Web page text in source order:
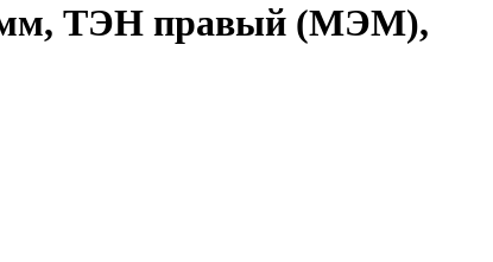
мм, ТЭН правый (МЭМ),